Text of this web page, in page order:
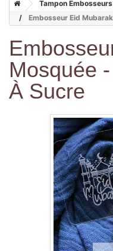
Tampon
Embosseur Eid
Mosquée
À Sucre